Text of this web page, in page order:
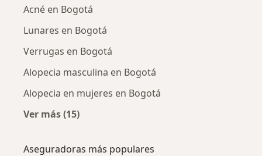
Acné en Bogotá
Lunares en Bogotá
Verrugas en Bogotá
Alopecia masculina en Bogotá
Alopecia en mujeres en Bogotá
Ver más (15)
Aseguradoras más populares